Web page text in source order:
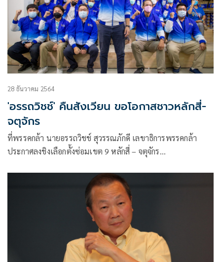
28 ธันวาคม 2564
'อรรถวิชช์' คืนสังเวียน ขอโอกาสชาวหลักสี่-
จตุจักร
ที่พรรคกล้า นายอรรถวิชช์ สุวรรณภักดี เลขาธิการพรรคกล้า
ประกาศลงชิงเลือกตั้งซ่อมเขต 9 หลักสี่ – จตุจักร